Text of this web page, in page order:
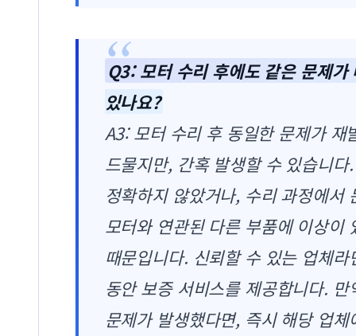
Q3: 모터 수리 후에도 같은 문제가
있나요?
A3: 모터 수리 후 동일한 문제가 재
드물지만, 간혹 발생할 수 있습니
정확하지 않았거나, 수리 과정에서
모터와 연관된 다른 부품에 이상이
때문입니다. 신뢰할 수 있는 업체
동안 보증 서비스를 제공합니다.
문제가 발생했다면, 즉시 해당 업